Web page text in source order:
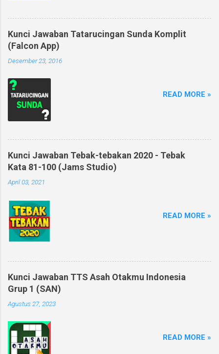
Kunci Jawaban Tatarucingan Sunda Komplit
(Falcon App)
Desember 23, 2016
READ MORE »
Kunci Jawaban Tebak-tebakan 2020 - Tebak
Kata 81-100 (Jams Studio)
April 03, 2021
READ MORE »
Kunci Jawaban TTS Asah Otakmu Indonesia
Grup 1 (SAN)
Agustus 27, 2023
READ MORE »